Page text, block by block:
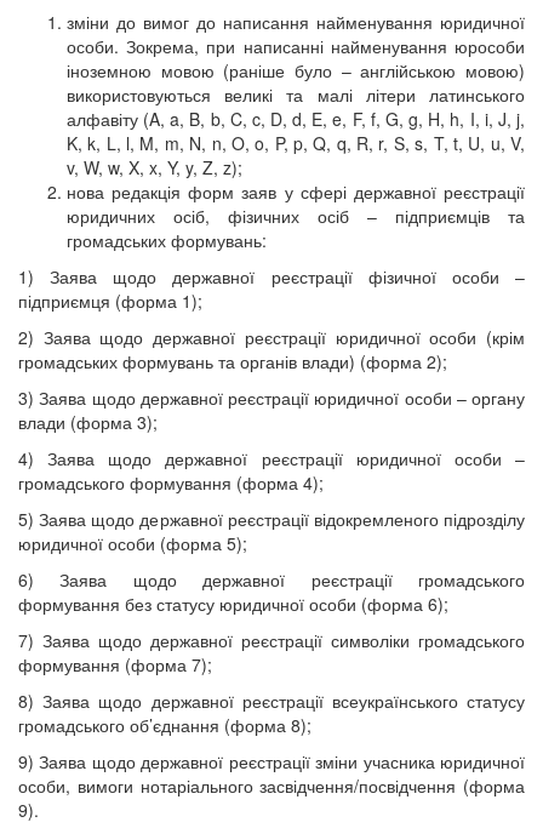
зміни до вимог до написання найменування юридичної
особи. Зокрема, при написанні найменування юрособи
іноземною мовою (раніше було – англійською мовою)
використовуються великі та малі літери латинського
алфавіту (A, a, B, b, C, c, D, d, E, e, F, f, G, g, H, h, I, i, J, j,
K, k, L, l, M, m, N, n, O, o, P, p, Q, q, R, r, S, s, T, t, U, u, V,
v, W, w, X, x, Y, y, Z, z);
нова редакція форм заяв у сфері державної реєстрації
юридичних осіб, фізичних осіб – підприємців та
громадських формувань:
1) Заява щодо державної реєстрації фізичної особи –
підприємця (форма 1);
2) Заява щодо державної реєстрації юридичної особи (крім
громадських формувань та органів влади) (форма 2);
3) Заява щодо державної реєстрації юридичної особи – органу
влади (форма 3);
4) Заява щодо державної реєстрації юридичної особи –
громадського формування (форма 4);
5) Заява щодо державної реєстрації відокремленого підрозділу
юридичної особи (форма 5);
6) Заява щодо державної реєстрації громадського
формування без статусу юридичної особи (форма 6);
7) Заява щодо державної реєстрації символіки громадського
формування (форма 7);
8) Заява щодо державної реєстрації всеукраїнського статусу
громадського об’єднання (форма 8);
9) Заява щодо державної реєстрації зміни учасника юридичної
особи, вимоги нотаріального засвідчення/посвідчення (форма
9).